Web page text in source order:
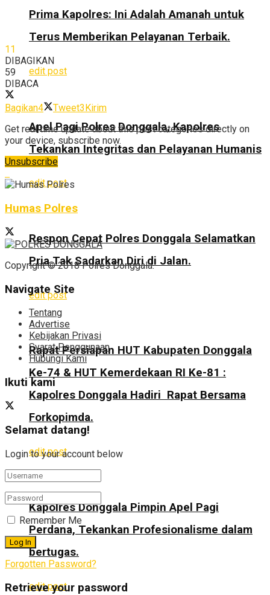
Prima Kapolres: Ini Adalah Amanah untuk
Terus Memberikan Pelayanan Terbaik.
edit post
Apel Pagi Polres Donggala, Kapolres
Tekankan Integritas dan Pelayanan Humanis
edit post
Respon Cepat Polres Donggala Selamatkan
Pria Tak Sadarkan Diri di Jalan.
edit post
Rapat Persiapan HUT Kabupaten Donggala
Ke-74 & HUT Kemerdekaan RI Ke-81 :
Kapolres Donggala Hadiri Rapat Bersama
Forkopimda.
edit post
Kapolres Donggala Pimpin Apel Pagi
Perdana, Tekankan Profesionalisme dalam
bertugas.
edit post
11
DIBAGIKAN
59
DIBACA
Bagikan4 Tweet3 Kirim
Get real time update about this post categories directly on
your device, subscribe now.
Unsubscribe
Humas Polres
Copyright © 2018 Polres Donggala.
Navigate Site
Tentang
Advertise
Kebijakan Privasi
Syarat Penggunaan
Hubungi Kami
Ikuti kami
Selamat datang!
Login to your account below
Remember Me
Forgotten Password?
Retrieve your password